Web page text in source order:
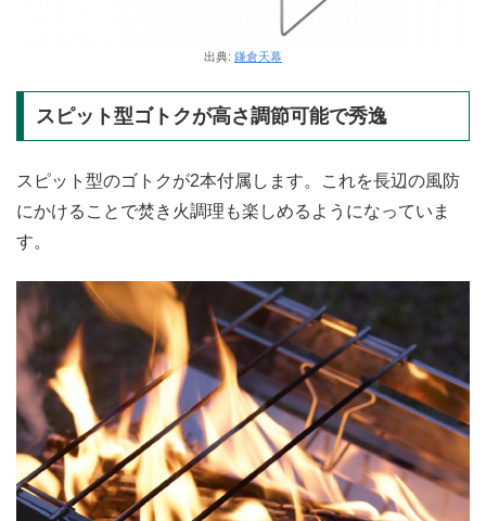
出典: 鎌倉天幕
スピット型ゴトクが高さ調節可能で秀逸
スピット型のゴトクが2本付属します。これを長辺の風防
にかけることで焚き火調理も楽しめるようになっていま
す。